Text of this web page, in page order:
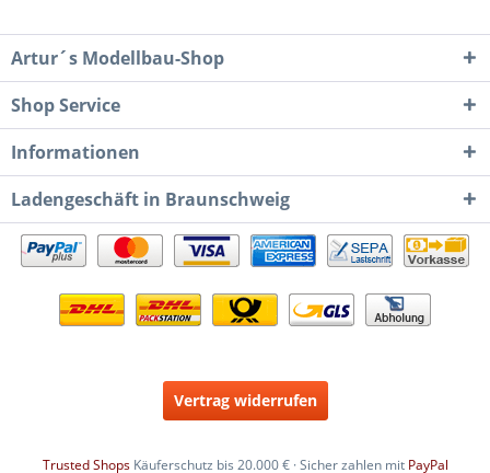
Artur´s Modellbau-Shop
Shop Service
Informationen
Ladengeschäft in Braunschweig
Vertrag widerrufen
Trusted ShopsKäuferschutz bis 20.000 € · Sicher zahlen mit PayPal